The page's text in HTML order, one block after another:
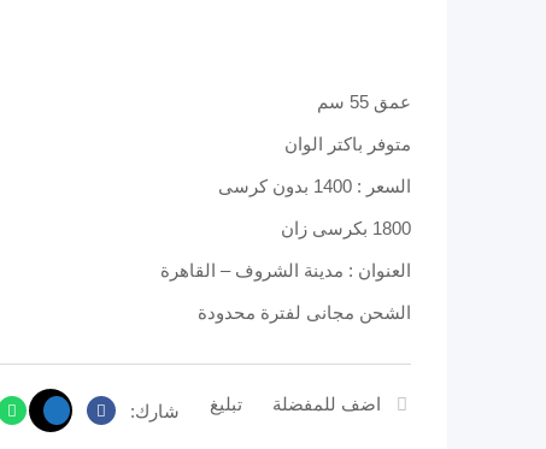
عمق 55 سم
متوفر باكتر الوان
السعر : 1400 بدون كرسى
1800 بكرسى زان
العنوان : مدينة الشروف – القاهرة
الشحن مجانى لفترة محدودة
اضف للمفضلة تبليغ شارك: